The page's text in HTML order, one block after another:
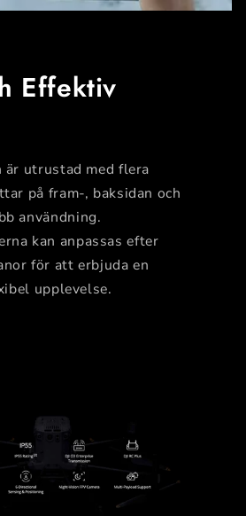
Effektiv
utrustad med flera
på fram-, baksidan och
användning.
kan anpassas efter
för att erbjuda en
upplevelse.